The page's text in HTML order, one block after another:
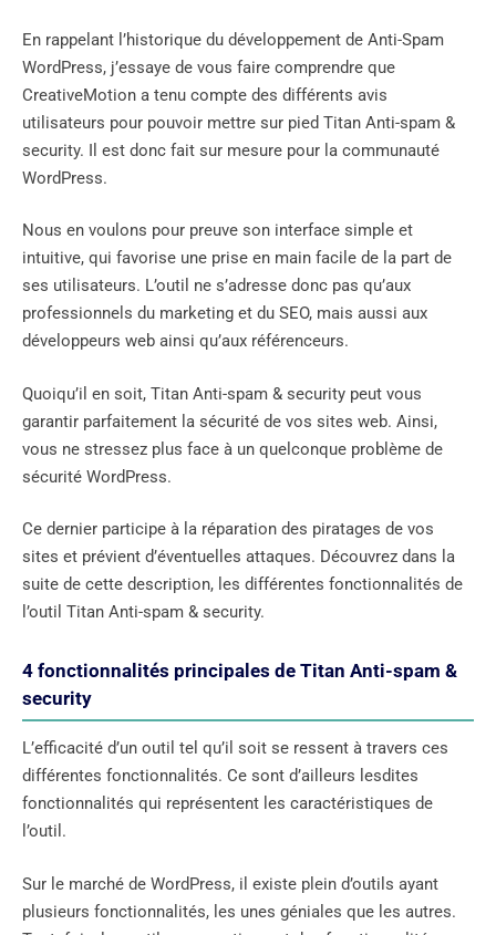
En rappelant l’historique du développement de Anti-Spam
WordPress, j’essaye de vous faire comprendre que
CreativeMotion a tenu compte des différents avis
utilisateurs pour pouvoir mettre sur pied Titan Anti-spam &
security. Il est donc fait sur mesure pour la communauté
WordPress.
Nous en voulons pour preuve son interface simple et
intuitive, qui favorise une prise en main facile de la part de
ses utilisateurs. L’outil ne s’adresse donc pas qu’aux
professionnels du marketing et du SEO, mais aussi aux
développeurs web ainsi qu’aux référenceurs.
Quoiqu’il en soit, Titan Anti-spam & security peut vous
garantir parfaitement la sécurité de vos sites web. Ainsi,
vous ne stressez plus face à un quelconque problème de
sécurité WordPress.
Ce dernier participe à la réparation des piratages de vos
sites et prévient d’éventuelles attaques. Découvrez dans la
suite de cette description, les différentes fonctionnalités de
l’outil Titan Anti-spam & security.
4 fonctionnalités principales de Titan Anti-spam &
security
L’efficacité d’un outil tel qu’il soit se ressent à travers ces
différentes fonctionnalités. Ce sont d’ailleurs lesdites
fonctionnalités qui représentent les caractéristiques de
l’outil.
Sur le marché de WordPress, il existe plein d’outils ayant
plusieurs fonctionnalités, les unes géniales que les autres.